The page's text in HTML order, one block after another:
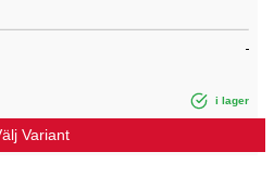
i lager
Variant